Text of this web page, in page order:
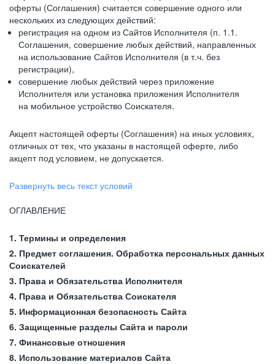
оферты (Соглашения) считается совершение одного или
нескольких из следующих действий:
регистрация на одном из Сайтов Исполнителя (п. 1.1.
Соглашения, совершение любых действий, направленных
на использование Сайтов Исполнителя (в т.ч. без
регистрации),
совершение любых действий через приложение
Исполнителя или установка приложения Исполнителя
на мобильное устройство Соискателя.
Акцепт настоящей оферты (Соглашения) на иных условиях,
отличных от тех, что указаны в настоящей оферте, либо
акцепт под условием, не допускается.
Развернуть весь текст условий
ОГЛАВЛЕНИЕ
1. Термины и определения
2. Предмет соглашения. Обработка персональных данных
Соискателей
3. Права и Обязательства Исполнителя
4. Права и Обязательства Соискателя
5. Информационная безопасность Сайта
6. Защищенные разделы Сайта и пароли
7. Финансовые отношения
8. Использование материалов Сайта